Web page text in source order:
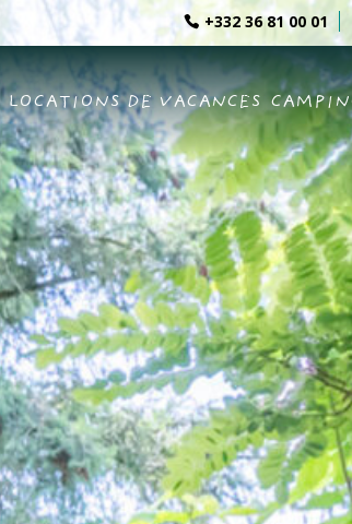
+332 36 81 00 01
LOCATIONS DE VACANCES